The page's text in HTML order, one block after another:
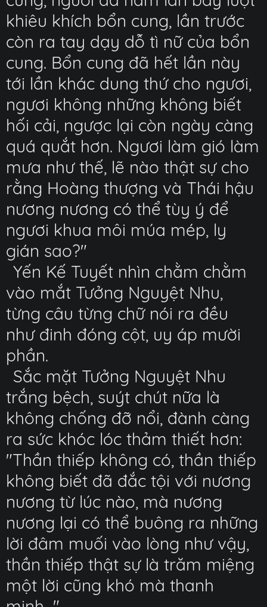
khiêu khích bổn cung, lần trước
còn ra tay dạy dỗ tì nữ của bổn
cung. Bổn cung đã hết lần này
tới lần khác dung thứ cho ngươi,
ngươi không những không biết
hối cải, ngược lại còn ngày càng
quá quắt hơn. Ngươi làm gió làm
mưa như thế, lẽ nào thật sự cho
rằng Hoàng thượng và Thái hậu
nương nương có thể tùy ý để
ngươi khua môi múa mép, ly
gián sao?"
Yến Kế Tuyết nhìn chằm chằm
vào mắt Tưởng Nguyệt Nhu,
từng câu từng chữ nói ra đều
như đinh đóng cột, uy áp mười
phần.
Sắc mặt Tưởng Nguyệt Nhu
trắng bệch, suýt chút nữa là
không chống đỡ nổi, đành càng
ra sức khóc lóc thảm thiết hơn:
"Thần thiếp không có, thần thiếp
không biết đã đắc tội với nương
nương từ lúc nào, mà nương
nương lại có thể buông ra những
lời đâm muối vào lòng như vậy,
thần thiếp thật sự là trăm miệng
một lời cũng khó mà thanh